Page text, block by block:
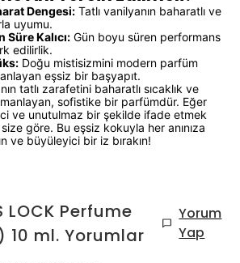
Dengesi: Tatlı vanilyanın baharatlı ve
uyumu.
Süre Kalıcı: Gün boyu süren performans
edilirlik.
Doğu mistisizmini modern parfüm
eşsiz bir başyapıt.
tatlı zarafetini baharatlı sıcaklık ve
sofistike bir parfümdür. Eğer
ve unutulmaz bir şekilde ifade etmek
göre. Bu eşsiz kokuyla her anınıza
ve büyüleyici bir iz bırakın!
LOCK Perfume
10 ml. Yorumlar
Yorum
Yap